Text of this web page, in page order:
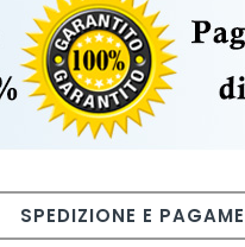
SPEDIZIONE E